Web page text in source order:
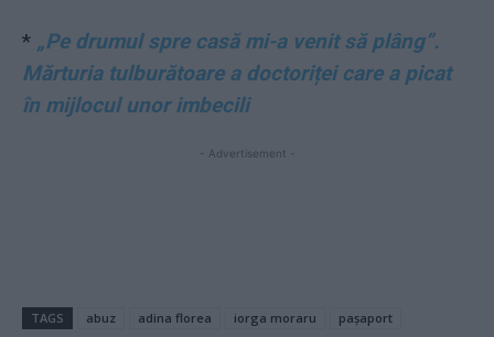
* „Pe drumul spre casă mi-a venit să plâng”.
Mărturia tulburătoare a doctoriței care a picat
în mijlocul unor imbecili
- Advertisement -
TAGS abuz adina florea iorga moraru
pașaport